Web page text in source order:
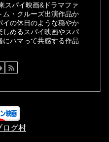
スパイ映画&ドラマファ
ム・クルーズ出演作品か
イの休日のような穏やか
しめるスパイ映画やスパ
ハマって共感する作品
ログ村